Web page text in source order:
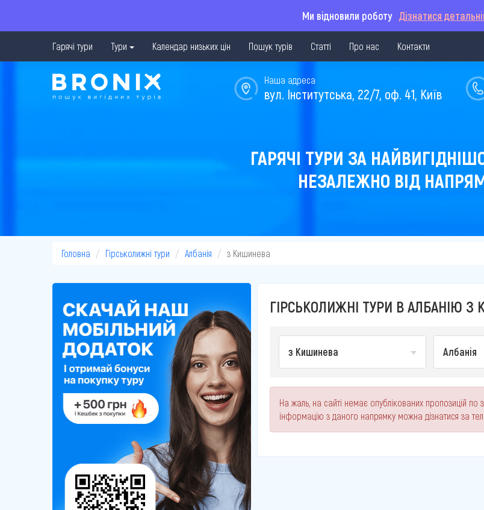
Ми відновили роботу Дізнатися
Гарячі тури Тури Календар низьких цін Пошук турів Статті Про нас Контакти
Наша адреса
вул. Інститутська, 22/7, оф. 41, Київ
ГАРЯЧІ ТУРИ ЗА
НЕЗАЛЕЖНО ВІД
Головна Гірськолижні тури Албанія з Кишинева
ГІРСЬКОЛИЖНІ ТУРИ В АЛБАНІЮ З
з Кишинева Албанія
На жаль, на сайті немає опублікованих пропозицій по
інформацію з даного напрямку можна дізнатися за